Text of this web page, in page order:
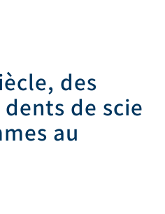
des
de scie
au